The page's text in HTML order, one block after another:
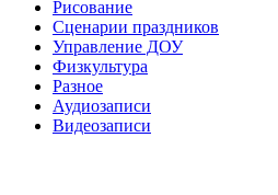
Рисование
Сценарии праздников
Управление ДОУ
Физкультура
Разное
Аудиозаписи
Видеозаписи